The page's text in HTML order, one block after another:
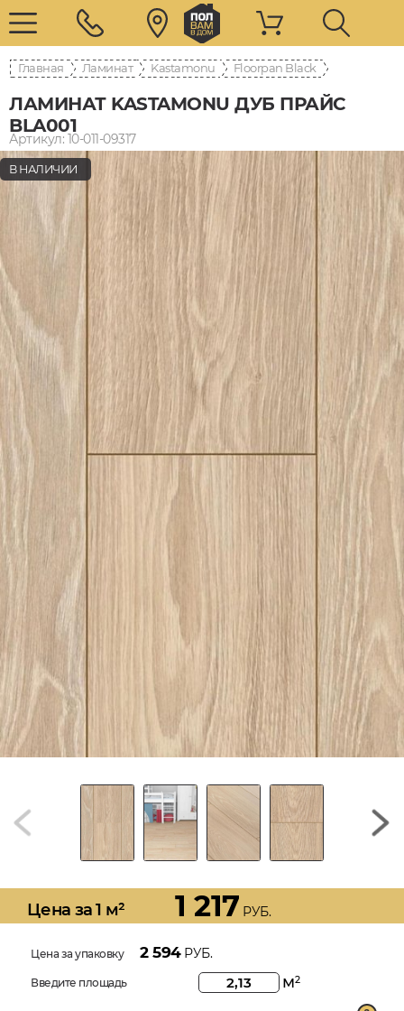
Главная Ламинат Kastamonu Floorpan Black
ЛАМИНАТ KASTAMONU ДУБ ПРАЙС
BLA001
Артикул: 10-011-09317
В НАЛИЧИИ
Цена за 1 м² 1 217 РУБ.
Цена за упаковку 2 594РУБ.
Введите площадь м2